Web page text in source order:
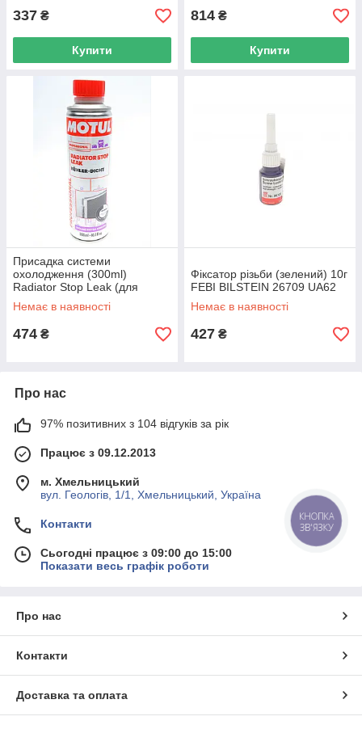
337 ₴
Купити
814 ₴
Купити
Присадка системи
охолодження (300ml)
Radiator Stop Leak (для
радіатора) (108126) MOTUL
102715 UA62
Немає в наявності
474 ₴
Фіксатор різьби (зелений) 10г
FEBI BILSTEIN 26709 UA62
Немає в наявності
427 ₴
Про нас
97% позитивних з 104 відгуків за рік
Працює з 09.12.2013
м. Хмельницький
вул. Геологів, 1/1, Хмельницький, Україна
Контакти
Сьогодні працює з 09:00 до 15:00
Показати весь графік роботи
Про нас
Контакти
Доставка та оплата
КНОПКА
ЗВ'ЯЗКУ